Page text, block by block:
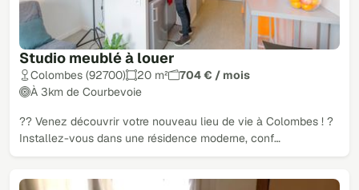
Studio meublé à louer
Colombes (92700) 20 m²
704 € / mois
À 3km de Courbevoie
?? Venez découvrir votre nouveau lieu de vie à Colombes ! ?
Installez-vous dans une résidence moderne, conf…